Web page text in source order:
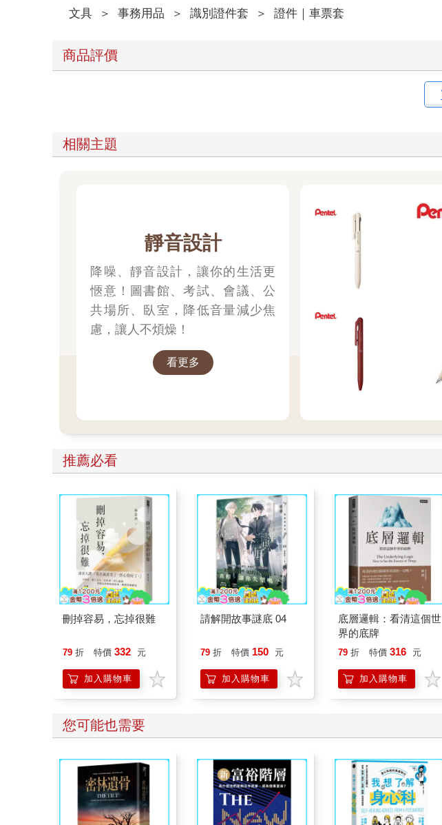
文具 ＞ 事務用品 ＞ 識別證件套 ＞ 證件｜車票套
商品評價
相關主題
靜音設計
降噪、靜音設計，讓你的生活更
愜意！圖書館、考試、會議、公
共場所、臥室，降低音量減少焦
慮，讓人不煩燥！
看更多
推薦必看
刪掉容易，忘掉很難
79 折 特價 332 元
加入購物車
請解開故事謎底 04
79 折 特價 150 元
加入購物車
底層邏輯：看清這個世
界的底牌
79 折 特價 316 元
加入購物車
您可能也需要